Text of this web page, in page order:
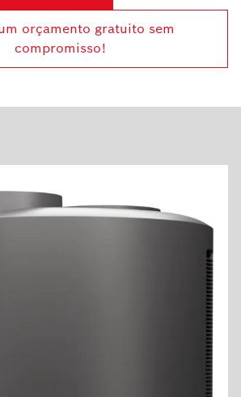
orçamento gratuito sem
compromisso!